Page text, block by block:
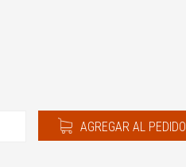
AGREGAR AL PEDIDO